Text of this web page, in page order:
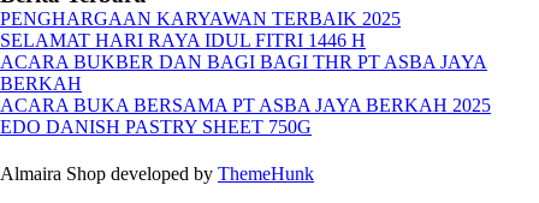
PENGHARGAAN KARYAWAN TERBAIK 2025
SELAMAT HARI RAYA IDUL FITRI 1446 H
ACARA BUKBER DAN BAGI BAGI THR PT ASBA JAYA
BERKAH
ACARA BUKA BERSAMA PT ASBA JAYA BERKAH 2025
EDO DANISH PASTRY SHEET 750G
Almaira Shop developed by ThemeHunk